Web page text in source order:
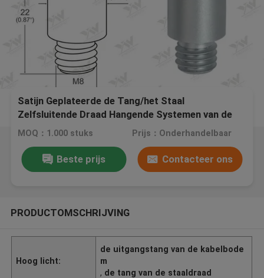
Satijn Geplateerde de Tang/het Staal
Zelfsluitende Draad Hangende Systemen van de
Messingskabel
MOQ：1.000 stuks Prijs：Onderhandelbaar
Beste prijs Contacteer ons
PRODUCTOMSCHRIJVING
Hoog licht:
de uitgangstang van de kabelbode
m
, de tang van de staaldraad